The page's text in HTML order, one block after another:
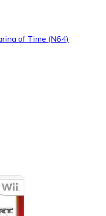
of Time (N64)